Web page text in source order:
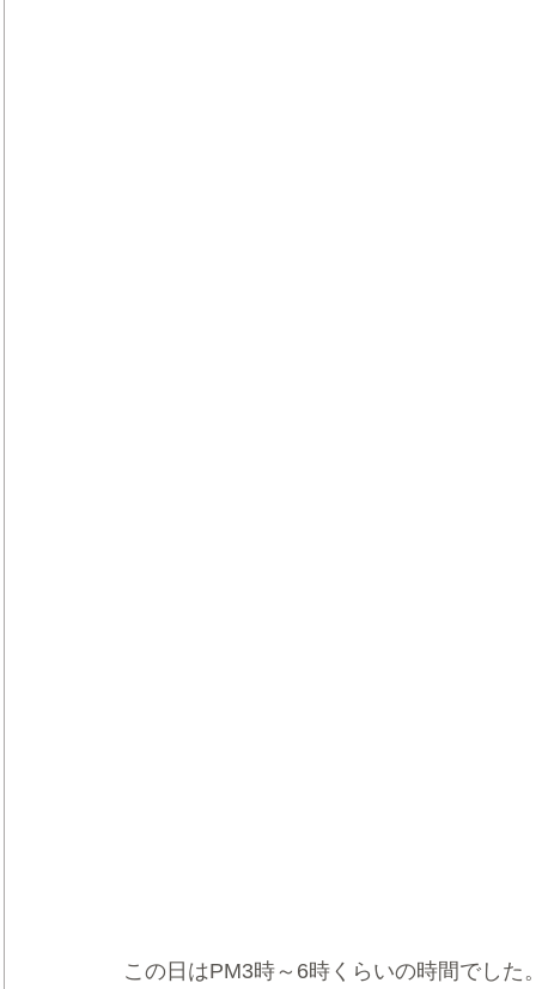
この日はPM3時～6時くらいの時間でした